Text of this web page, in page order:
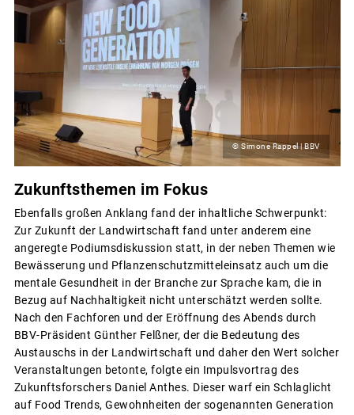
© Simone Rappel | BBV
Zukunftsthemen im Fokus
Ebenfalls großen Anklang fand der inhaltliche Schwerpunkt:
Zur Zukunft der Landwirtschaft fand unter anderem eine
angeregte Podiumsdiskussion statt, in der neben Themen wie
Bewässerung und Pflanzenschutzmitteleinsatz auch um die
mentale Gesundheit in der Branche zur Sprache kam, die in
Bezug auf Nachhaltigkeit nicht unterschätzt werden sollte.
Nach den Fachforen und der Eröffnung des Abends durch
BBV-Präsident Günther Felßner, der die Bedeutung des
Austauschs in der Landwirtschaft und daher den Wert solcher
Veranstaltungen betonte, folgte ein Impulsvortrag des
Zukunftsforschers Daniel Anthes. Dieser warf ein Schlaglicht
auf Food Trends, Gewohnheiten der sogenannten Generation